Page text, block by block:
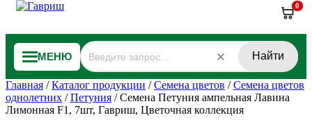
0
МЕНЮ Найти
Главная /Каталог продукции /Семена цветов /Семена цветов
однолетних /Петуния /Семена Петуния ампельная Лавина
Лимонная F1, 7шт, Гавриш, Цветочная коллекция